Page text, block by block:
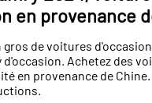
en provenance
de voitures
d'occasion. Achetez des
en provenance de